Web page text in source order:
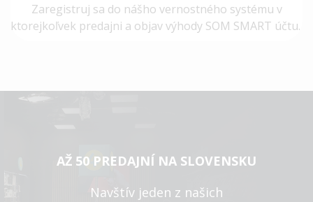
Zaregistruj sa do nášho vernostného systému v
ktorejkoľvek predajni a objav výhody SOM SMART účtu.
AŽ 50 PREDAJNÍ NA SLOVENSKU
Navštív jeden z našich